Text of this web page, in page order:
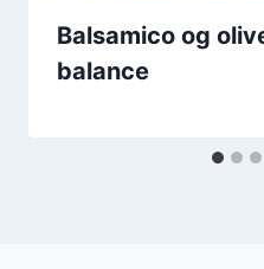
Balsamico og
balance